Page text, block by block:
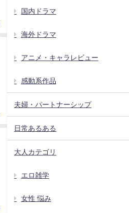
国内ドラマ
海外ドラマ
アニメ・キャラレビュー
感動系作品
夫婦・パートナーシップ
日常あるある
大人カテゴリ
エロ雑学
女性 悩み